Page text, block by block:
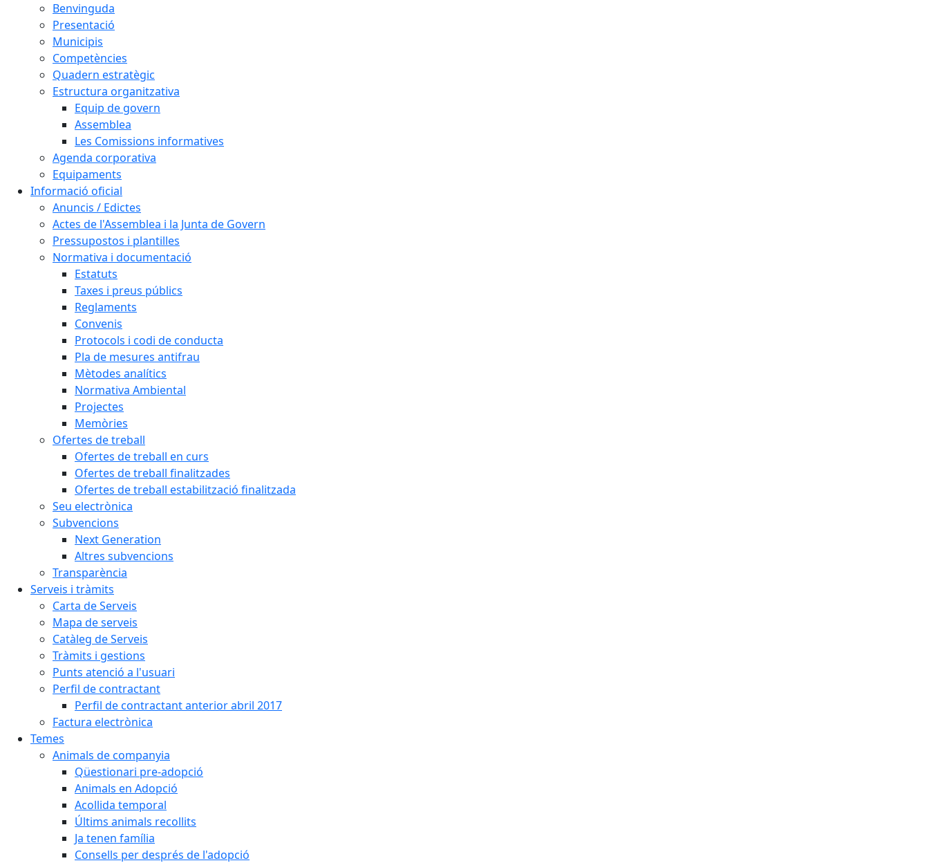
Benvinguda
Presentació
Municipis
Competències
Quadern estratègic
Estructura organitzativa
Equip de govern
Assemblea
Les Comissions informatives
Agenda corporativa
Equipaments
Informació oficial
Anuncis / Edictes
Actes de l'Assemblea i la Junta de Govern
Pressupostos i plantilles
Normativa i documentació
Estatuts
Taxes i preus públics
Reglaments
Convenis
Protocols i codi de conducta
Pla de mesures antifrau
Mètodes analítics
Normativa Ambiental
Projectes
Memòries
Ofertes de treball
Ofertes de treball en curs
Ofertes de treball finalitzades
Ofertes de treball estabilització finalitzada
Seu electrònica
Subvencions
Next Generation
Altres subvencions
Transparència
Serveis i tràmits
Carta de Serveis
Mapa de serveis
Catàleg de Serveis
Tràmits i gestions
Punts atenció a l'usuari
Perfil de contractant
Perfil de contractant anterior abril 2017
Factura electrònica
Temes
Animals de companyia
Qüestionari pre-adopció
Animals en Adopció
Acollida temporal
Últims animals recollits
Ja tenen família
Consells per després de l'adopció